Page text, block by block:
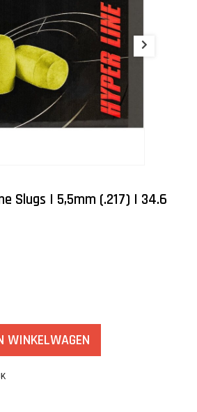
Slugs | 5,5mm (.217) | 34.6
WINKELWAGEN